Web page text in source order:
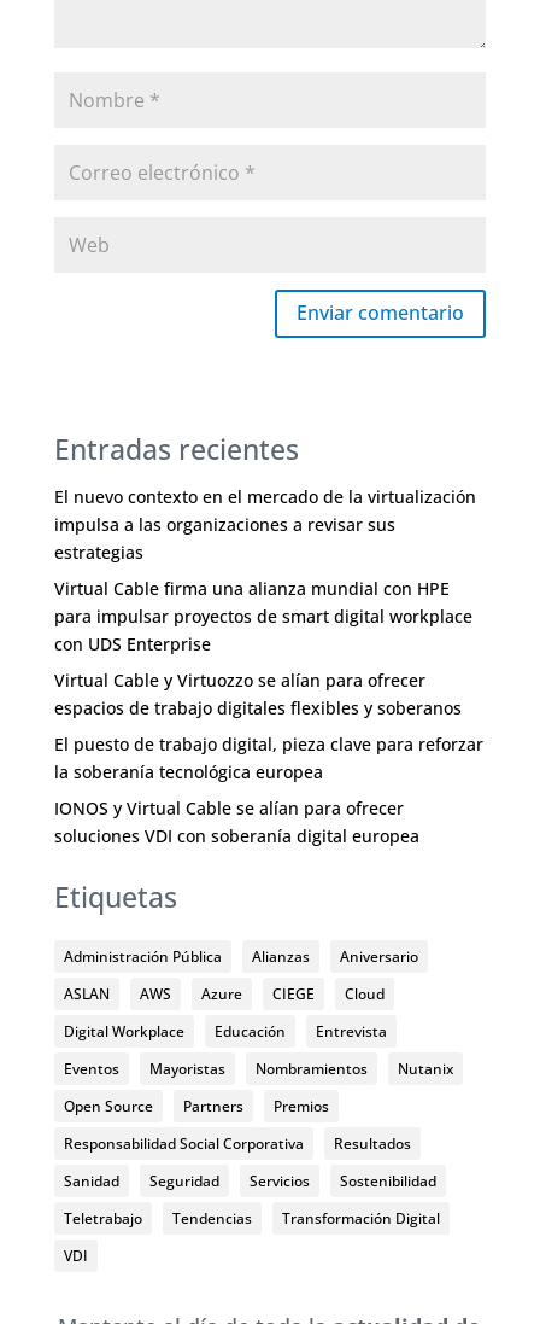
Enviar comentario
Entradas recientes
El nuevo contexto en el mercado de la virtualización
impulsa a las organizaciones a revisar sus
estrategias
Virtual Cable firma una alianza mundial con HPE
para impulsar proyectos de smart digital workplace
con UDS Enterprise
Virtual Cable y Virtuozzo se alían para ofrecer
espacios de trabajo digitales flexibles y soberanos
El puesto de trabajo digital, pieza clave para reforzar
la soberanía tecnológica europea
IONOS y Virtual Cable se alían para ofrecer
soluciones VDI con soberanía digital europea
Etiquetas
Administración Pública Alianzas
Aniversario
ASLAN
AWS Azure CIEGE
Cloud
Digital Workplace
Educación
Entrevista
Eventos
Mayoristas Nombramientos
Nutanix
Open Source
Partners
Premios
Responsabilidad Social Corporativa
Resultados
Sanidad
Seguridad Servicios
Sostenibilidad
Teletrabajo
Tendencias
Transformación Digital
VDI